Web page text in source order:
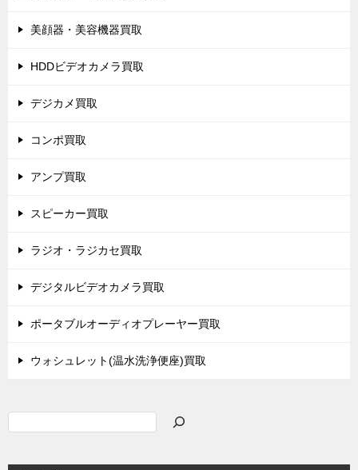
美顔器・美容機器買取
HDDビデオカメラ買取
デジカメ買取
コンポ買取
アンプ買取
スピーカー買取
ラジオ・ラジカセ買取
デジタルビデオカメラ買取
ポータブルオーディオプレーヤー買取
ウォシュレット(温水洗浄便座)買取